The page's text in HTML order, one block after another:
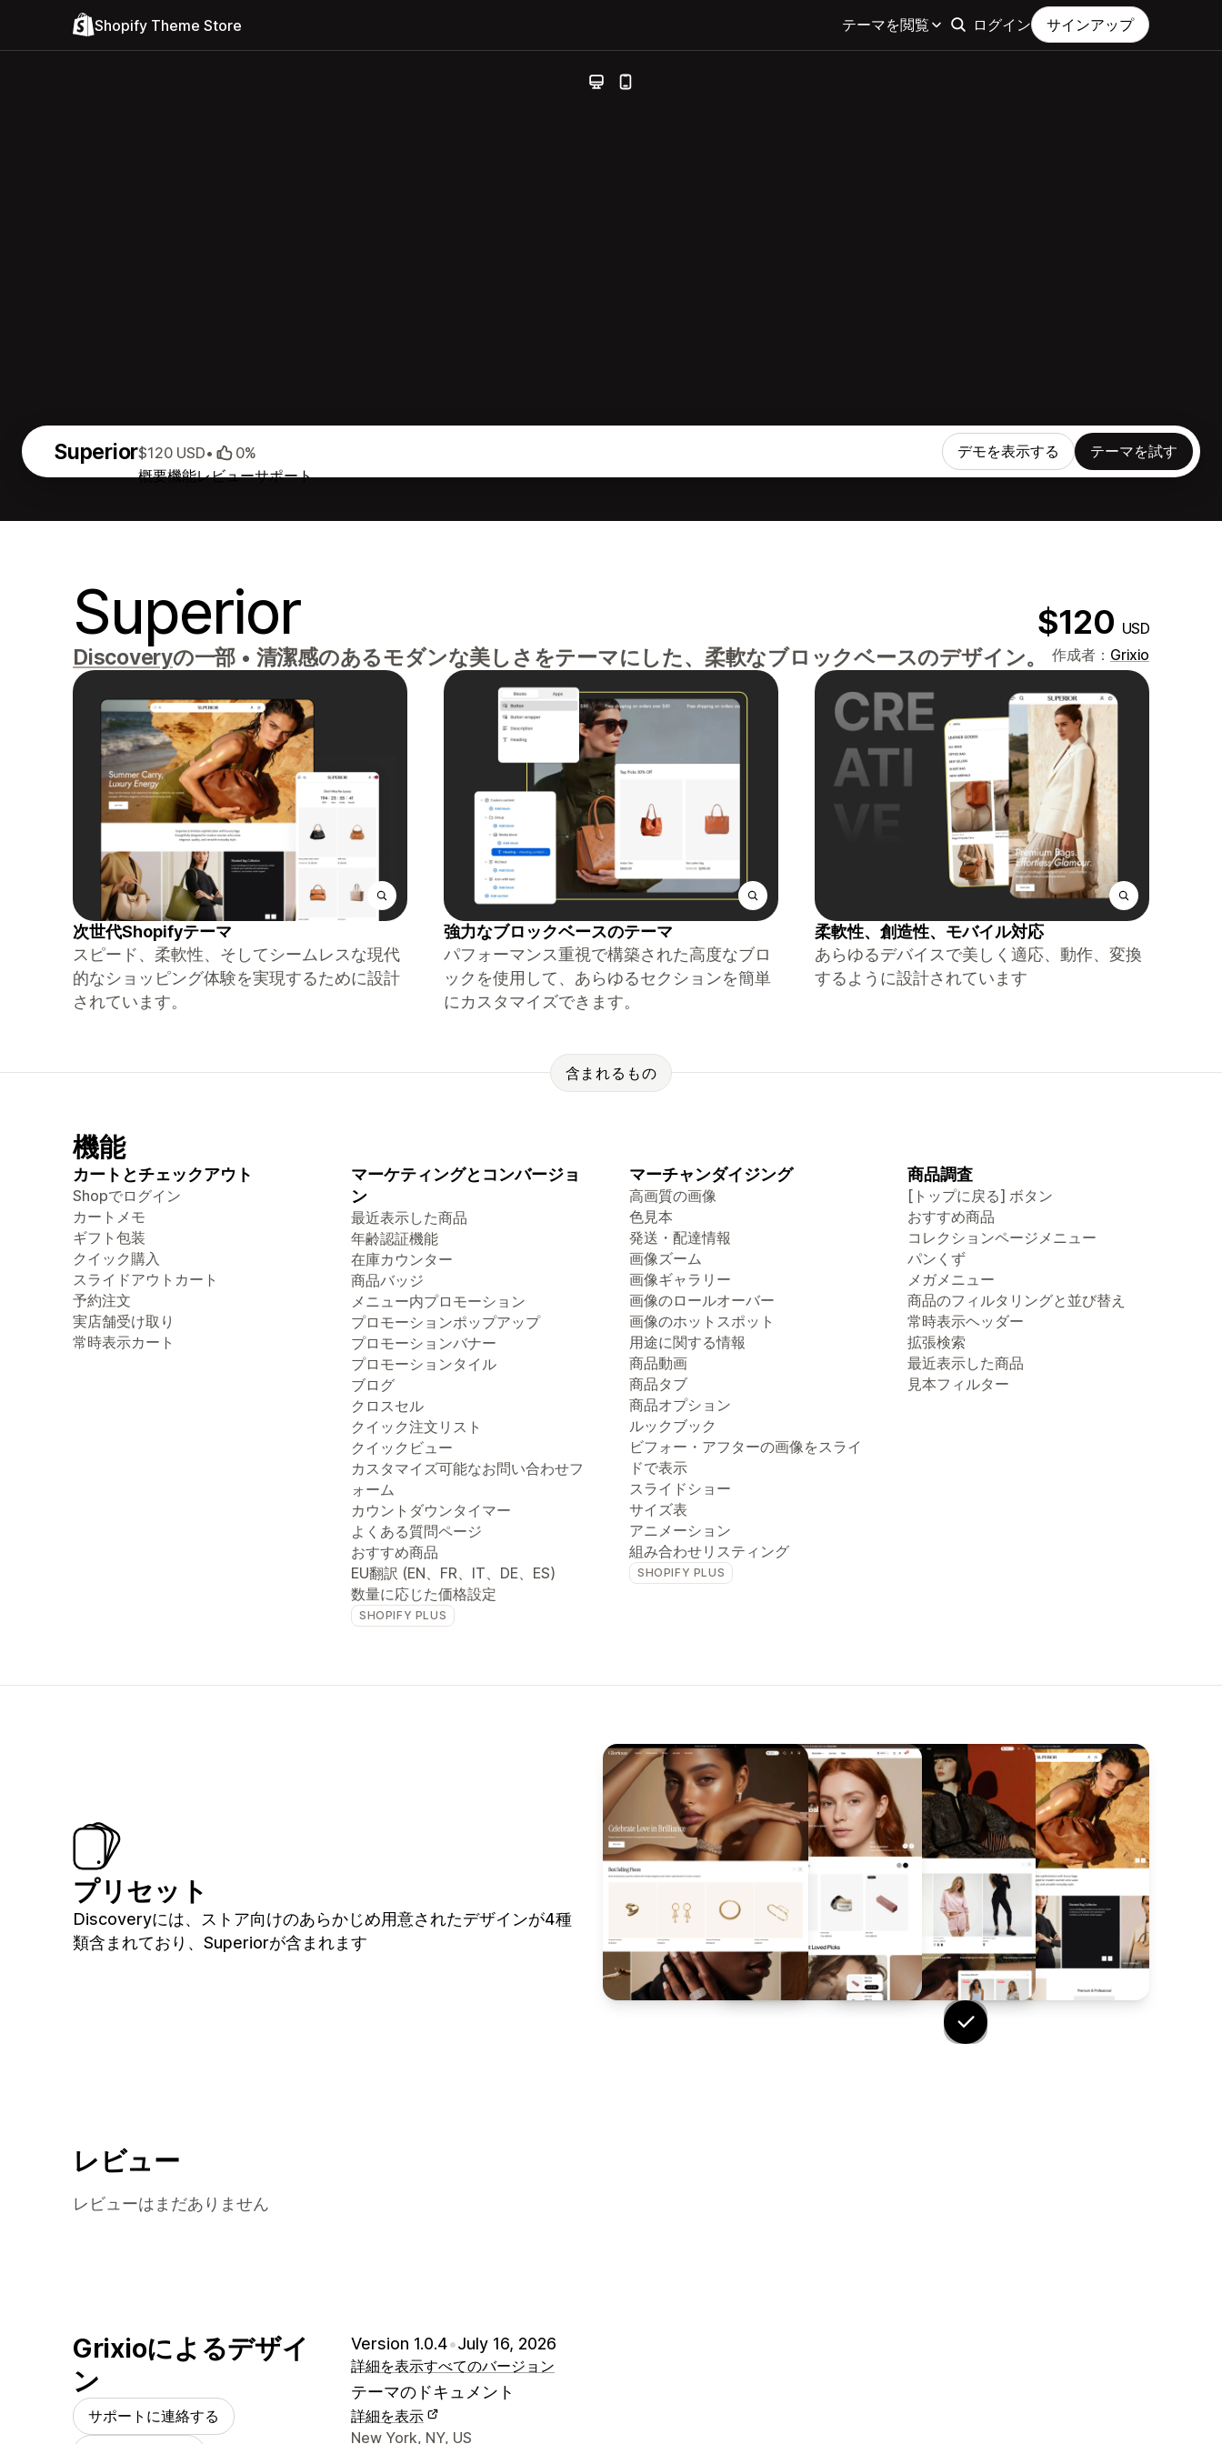
Shopify Theme Store テーマを閲覧 ログイン サインアップ
Superior
概要機能レビューサポート
$120 USD• 0% デモを表示する テーマを試す
Superior $120 USD
Discoveryの一部 • 清潔感のあるモダンな美しさをテーマにした、柔軟なブロックベースのデザイン。 作成者： Grixio
次世代Shopifyテーマ
スピード、柔軟性、そしてシームレスな現代
的なショッピング体験を実現するために設計
されています。
強力なブロックベースのテーマ
パフォーマンス重視で構築された高度なブロ
ックを使用して、あらゆるセクションを簡単
にカスタマイズできます。
柔軟性、創造性、モバイル対応
あらゆるデバイスで美しく適応、動作、変換
するように設計されています
含まれるもの
機能
カートとチェックアウト
Shopでログイン
カートメモ
ギフト包装
クイック購入
スライドアウトカート
予約注文
実店舗受け取り
常時表示カート
マーケティングとコンバージョ
ン
最近表示した商品
年齢認証機能
在庫カウンター
商品バッジ
メニュー内プロモーション
プロモーションポップアップ
プロモーションバナー
プロモーションタイル
ブログ
クロスセル
クイック注文リスト
クイックビュー
カスタマイズ可能なお問い合わせフ
ォーム
カウントダウンタイマー
よくある質問ページ
おすすめ商品
EU翻訳 (EN、FR、IT、DE、ES)
数量に応じた価格設定
SHOPIFY PLUS
マーチャンダイジング
高画質の画像
色見本
発送・配達情報
画像ズーム
画像ギャラリー
画像のロールオーバー
画像のホットスポット
用途に関する情報
商品動画
商品タブ
商品オプション
ルックブック
ビフォー・アフターの画像をスライ
ドで表示
スライドショー
サイズ表
アニメーション
組み合わせリスティング
SHOPIFY PLUS
商品調査
[トップに戻る] ボタン
おすすめ商品
コレクションページメニュー
パンくず
メガメニュー
商品のフィルタリングと並び替え
常時表示ヘッダー
拡張検索
最近表示した商品
見本フィルター
プリセット
Discoveryには、ストア向けのあらかじめ用意されたデザインが4種
類含まれており、Superiorが含まれます
レビュー
レビューはまだありません
Grixioによるデザイ
ン
サポートに連絡する
Version 1.0.4•July 16, 2026
詳細を表示すべてのバージョン
テーマのドキュメント
詳細を表示
デザイナーの連絡先情報
New York, NY, US